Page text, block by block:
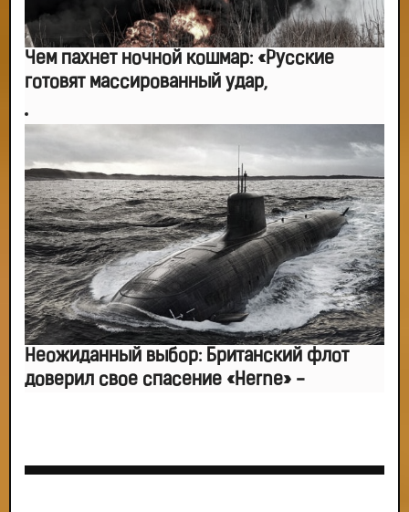
Чем пахнет ночной кошмар: «Русские
готовят массированный удар,
Неожиданный выбор: Британский флот
доверил свое спасение «Herne» -